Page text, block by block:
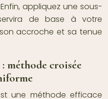
appliquez une sous-
de base à votre
accroche et sa tenue
méthode croisée
une méthode efficace